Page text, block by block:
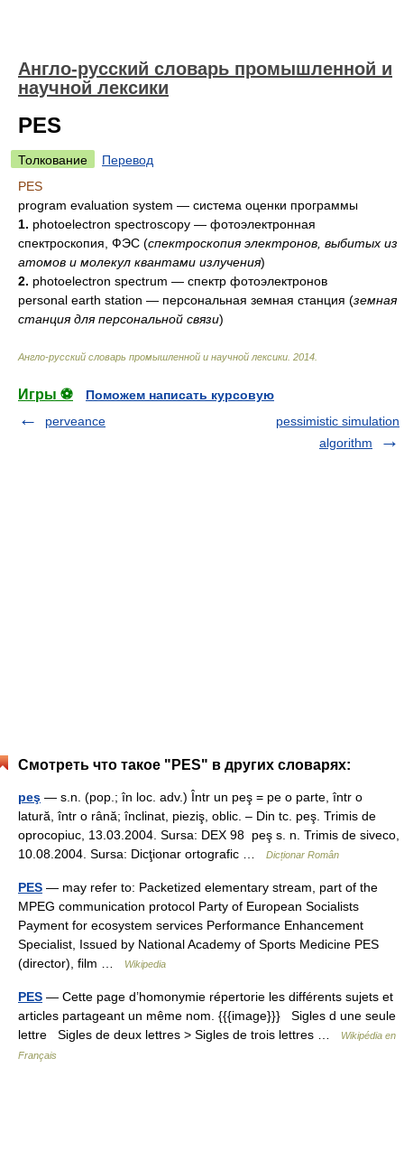
Англо-русский словарь промышленной и
научной лексики
PES
Толкование
Перевод
PES
program evaluation system — система оценки программы
1. photoelectron spectroscopy — фотоэлектронная
спектроскопия, ФЭС (спектроскопия электронов, выбитых из
атомов и молекул квантами излучения)
2. photoelectron spectrum — спектр фотоэлектронов
personal earth station — персональная земная станция (земная
станция для персональной связи)
Англо-русский словарь промышленной и научной лексики 2014
Игры ⚽
Поможем написать курсовую
perveance
pessimistic simulation
algorithm
Смотреть что такое "PES" в других словарях:
peş — s.n. (pop.; în loc. adv.) Într un peş = pe o parte, într o
latură, într o rână; înclinat, pieziş, oblic. – Din tc. peş. Trimis de
oprocopiuc, 13.03.2004. Sursa: DEX 98 peş s. n. Trimis de siveco,
10.08.2004. Sursa: Dicţionar ortografic …
Dicționar Român
PES — may refer to: Packetized elementary stream, part of the
MPEG communication protocol Party of European Socialists
Payment for ecosystem services Performance Enhancement
Specialist, Issued by National Academy of Sports Medicine PES
(director), film …
Wikipedia
PES — Cette page d’homonymie répertorie les différents sujets et
articles partageant un même nom. {{{image}}} Sigles d une seule
lettre Sigles de deux lettres > Sigles de trois lettres …
Wikipédia en
Français